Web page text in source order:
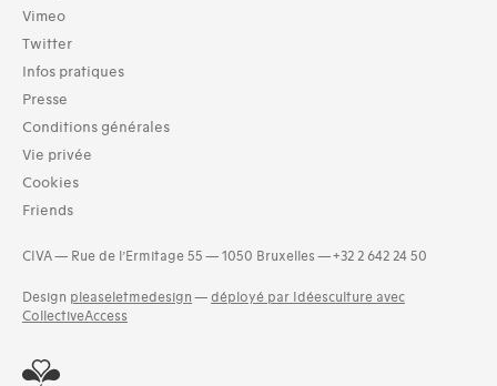
Vimeo
Twitter
Infos pratiques
Presse
Conditions générales
Vie privée
Cookies
Friends
CIVA — Rue de l’Ermitage 55 — 1050 Bruxelles — +32 2 642 24 50
Design pleaseletmedesign — déployé par Idéesculture avec
CollectiveAccess